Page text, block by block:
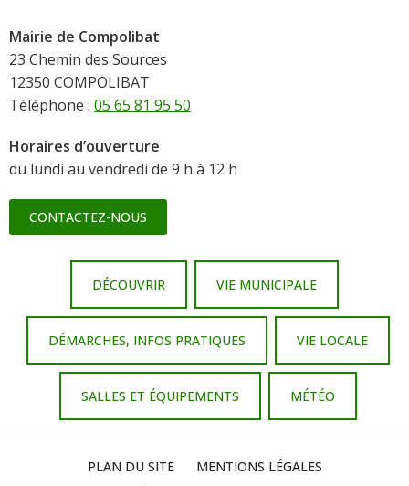
Mairie de Compolibat
23 Chemin des Sources
12350 COMPOLIBAT
Téléphone : 05 65 81 95 50
Horaires d’ouverture
du lundi au vendredi de 9 h à 12 h
CONTACTEZ-NOUS
DÉCOUVRIR VIE MUNICIPALE
DÉMARCHES, INFOS PRATIQUES VIE LOCALE
SALLES ET ÉQUIPEMENTS MÉTÉO
PLAN DU SITE
MENTIONS LÉGALES